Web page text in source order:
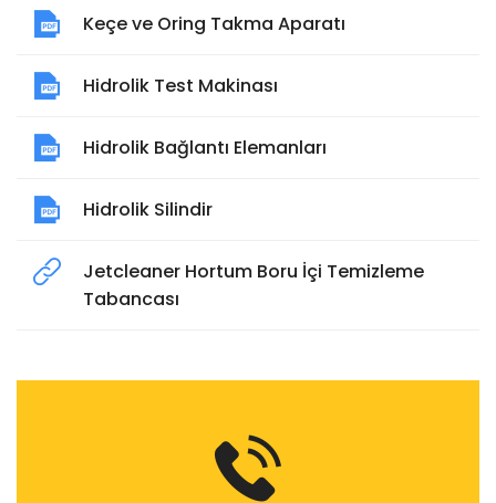
Keçe ve Oring Takma Aparatı
Hidrolik Test Makinası
Hidrolik Bağlantı Elemanları
Hidrolik Silindir
Jetcleaner Hortum Boru İçi Temizleme
Tabancası